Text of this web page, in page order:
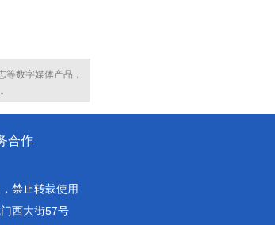
等数字媒体产品，
合作
禁止转载使用
西大街57号